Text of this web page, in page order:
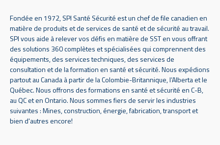
Fondée en 1972, SPI Santé Sécurité est un chef de file canadien en
matière de produits et de services de santé et de sécurité au travail.
SPI vous aide à relever vos défis en matière de SST en vous offrant
des solutions 360 complètes et spécialisées qui comprennent des
équipements, des services techniques, des services de
consultation et de la formation en santé et sécurité. Nous expédions
partout au Canada à partir de la Colombie-Britannique, l’Alberta et le
Québec. Nous offrons des formations en santé et sécurité en C-B,
au QC et en Ontario. Nous sommes fiers de servir les industries
suivantes : Mines, construction, énergie, fabrication, transport et
bien d'autres encore!